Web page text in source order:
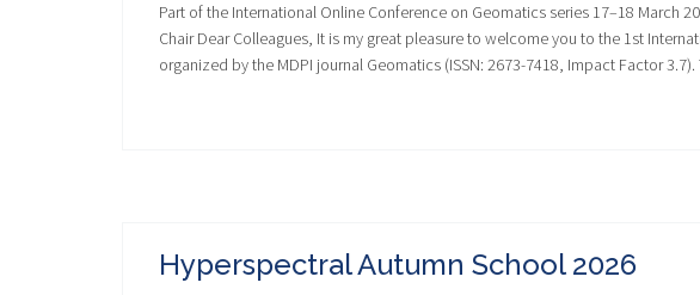
Part of the International Online Conference on Geomatics series 17–18 March
Chair Dear Colleagues, It is my great pleasure to welcome you to the 1st
organized by the MDPI journal Geomatics (ISSN: 2673-7418, Impact Factor
Hyperspectral Autumn School 2026